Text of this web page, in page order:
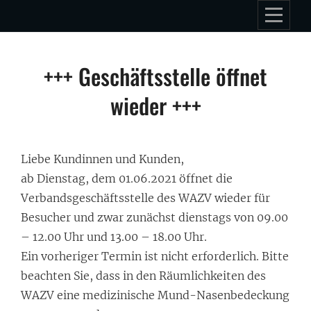
to
+++ Geschäftsstelle öffnet
wieder +++
Liebe Kundinnen und Kunden,
ab Dienstag, dem 01.06.2021 öffnet die
Verbandsgeschäftsstelle des WAZV wieder für
Besucher und zwar zunächst dienstags von 09.00
– 12.00 Uhr und 13.00 – 18.00 Uhr.
Ein vorheriger Termin ist nicht erforderlich. Bitte
beachten Sie, dass in den Räumlichkeiten des
WAZV eine medizinische Mund-Nasenbedeckung